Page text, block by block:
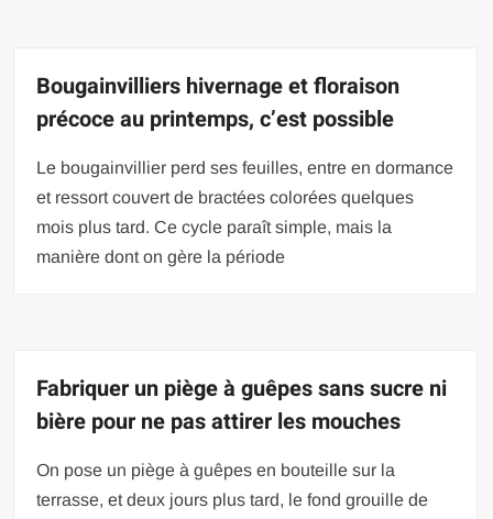
Bougainvilliers hivernage et floraison
précoce au printemps, c’est possible
Le bougainvillier perd ses feuilles, entre en dormance
et ressort couvert de bractées colorées quelques
mois plus tard. Ce cycle paraît simple, mais la
manière dont on gère la période
Fabriquer un piège à guêpes sans sucre ni
bière pour ne pas attirer les mouches
On pose un piège à guêpes en bouteille sur la
terrasse, et deux jours plus tard, le fond grouille de